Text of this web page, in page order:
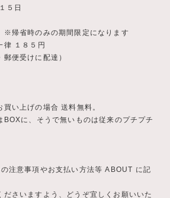
５日
※帰省時のみの期間限定になります
１８５円
郵便受けに配達）
買い上げの場合 送料無料。
BOXに、そうで無いものは従来のプチプチ
注意事項やお支払い方法等 ABOUT に記
ださいますよう、どうぞ宜しくお願いいた